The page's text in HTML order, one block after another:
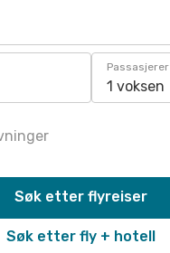
Passasjerer
1 voksen
Søk etter fly + hotell
Søk etter flyreiser